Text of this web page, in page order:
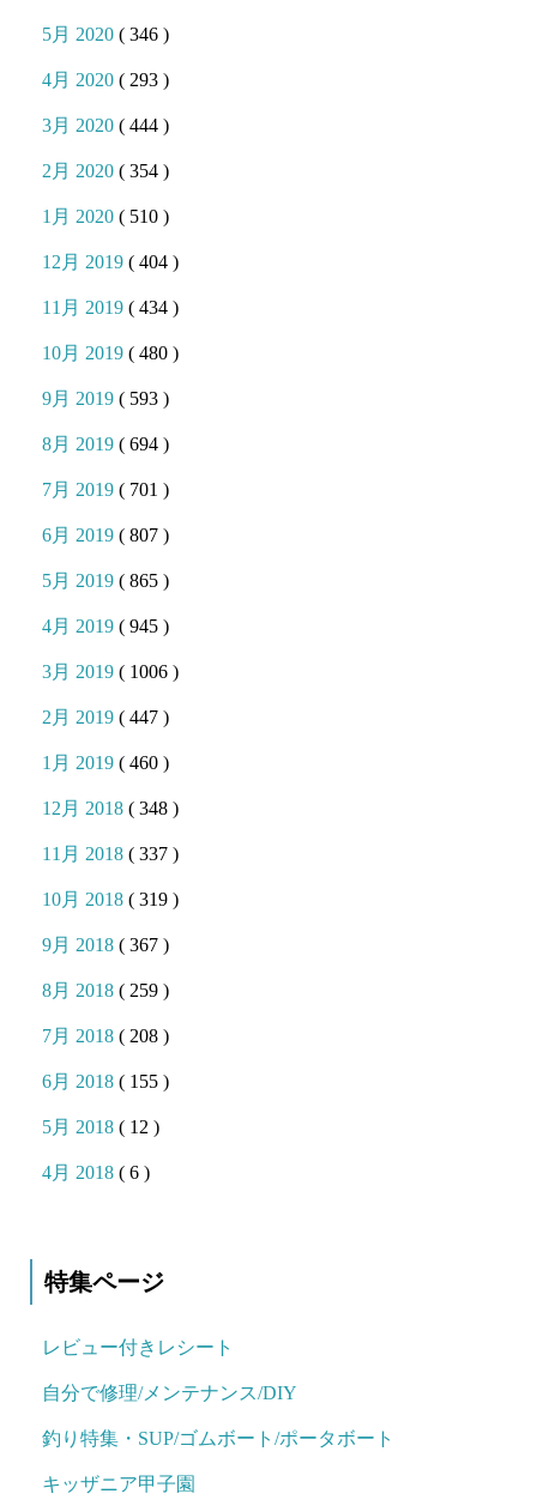
5月 2020( 346 )
4月 2020( 293 )
3月 2020( 444 )
2月 2020( 354 )
1月 2020( 510 )
12月 2019( 404 )
11月 2019( 434 )
10月 2019( 480 )
9月 2019( 593 )
8月 2019( 694 )
7月 2019( 701 )
6月 2019( 807 )
5月 2019( 865 )
4月 2019( 945 )
3月 2019( 1006 )
2月 2019( 447 )
1月 2019( 460 )
12月 2018( 348 )
11月 2018( 337 )
10月 2018( 319 )
9月 2018( 367 )
8月 2018( 259 )
7月 2018( 208 )
6月 2018( 155 )
5月 2018( 12 )
4月 2018( 6 )
特集ページ
レビュー付きレシート
自分で修理/メンテナンス/DIY
釣り特集・SUP/ゴムボート/ポータボート
キッザニア甲子園